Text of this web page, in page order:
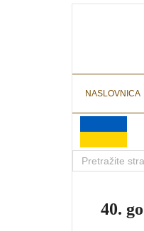
NASLOVNICA
40.